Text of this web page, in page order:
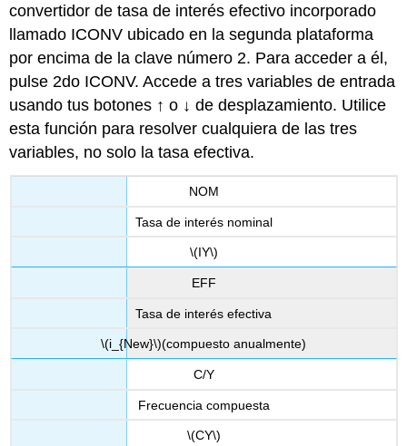
convertidor de tasa de interés efectivo incorporado
llamado ICONV ubicado en la segunda plataforma
por encima de la clave número 2. Para acceder a él,
pulse 2do ICONV. Accede a tres variables de entrada
usando tus botones ↑ o ↓ de desplazamiento. Utilice
esta función para resolver cualquiera de las tres
variables, no solo la tasa efectiva.
NOM
Tasa de interés nominal
\(IY\)
EFF
Tasa de interés efectiva
\(i_{New}\)(compuesto anualmente)
C/Y
Frecuencia compuesta
\(CY\)